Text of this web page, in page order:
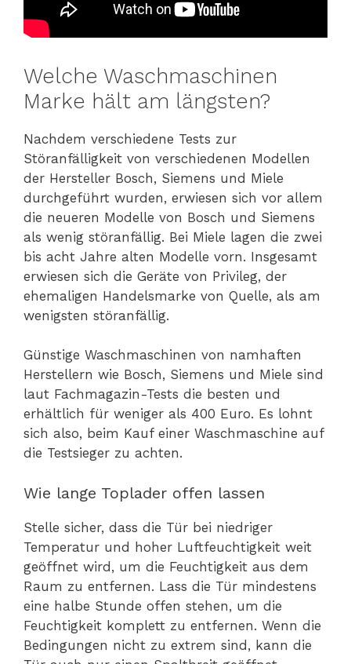
Welche Waschmaschinen
Marke hält am längsten?
Nachdem verschiedene Tests zur
Störanfälligkeit von verschiedenen Modellen
der Hersteller Bosch, Siemens und Miele
durchgeführt wurden, erwiesen sich vor allem
die neueren Modelle von Bosch und Siemens
als wenig störanfällig. Bei Miele lagen die zwei
bis acht Jahre alten Modelle vorn. Insgesamt
erwiesen sich die Geräte von Privileg, der
ehemaligen Handelsmarke von Quelle, als am
wenigsten störanfällig.
Günstige Waschmaschinen von namhaften
Herstellern wie Bosch, Siemens und Miele sind
laut Fachmagazin-Tests die besten und
erhältlich für weniger als 400 Euro. Es lohnt
sich also, beim Kauf einer Waschmaschine auf
die Testsieger zu achten.
Wie lange Toplader offen lassen
Stelle sicher, dass die Tür bei niedriger
Temperatur und hoher Luftfeuchtigkeit weit
geöffnet wird, um die Feuchtigkeit aus dem
Raum zu entfernen. Lass die Tür mindestens
eine halbe Stunde offen stehen, um die
Feuchtigkeit komplett zu entfernen. Wenn die
Bedingungen nicht zu extrem sind, kann die